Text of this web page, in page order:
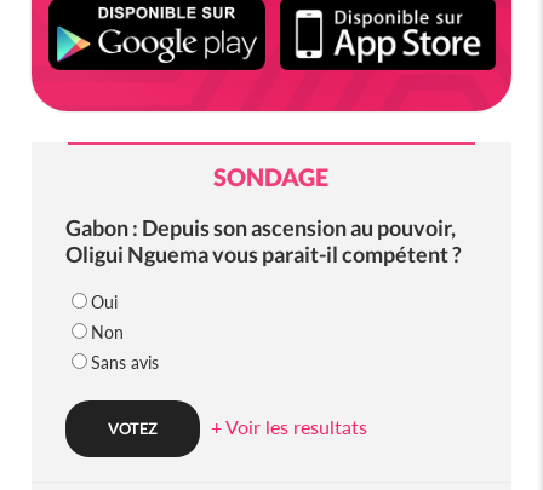
SONDAGE
Gabon : Depuis son ascension au pouvoir,
Oligui Nguema vous parait-il compétent ?
Oui
Non
Sans avis
+ Voir les resultats